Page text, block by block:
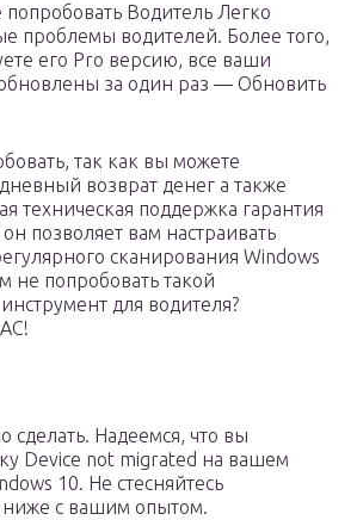
Водитель Легко
проблемы водителей. Более того,
его Pro версию, все ваши
за один раз — Обновить
так как вы можете
возврат денег а также
техническая поддержка гарантия
позволяет вам настраивать
сканирования Windows
не попробовать такой
для водителя?
сделать. Надеемся, что вы
Device not migrated на вашем
10. Не стесняйтесь
ниже с вашим опытом.